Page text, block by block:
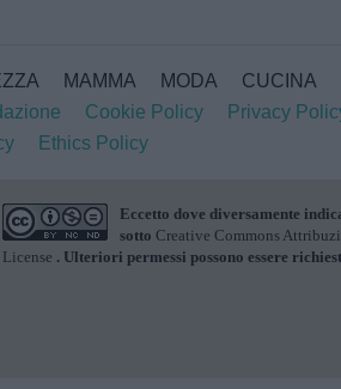
MAMMA MODA CUCINA
Cookie Policy Privacy
Ethics Policy
Eccetto dove diversamente
sotto Creative Commons
License . Ulteriori permessi possono essere